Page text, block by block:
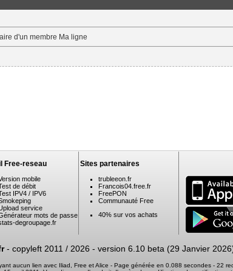
d'un membre Ma ligne
Free-reseau
mobile
de débit
IPV4 / IPV6
service
mots de passe
degroupage.fr
Sites partenaires
trubleeon.fr
Francois04.free.fr
FreePON
Communauté Free
40% sur vos achats
- copyleft 2011 / 2026 - version 6.10 beta (29 Janvier
aucun lien avec Iliad, Free et Alice - Page générée en 0.088 secondes - 22